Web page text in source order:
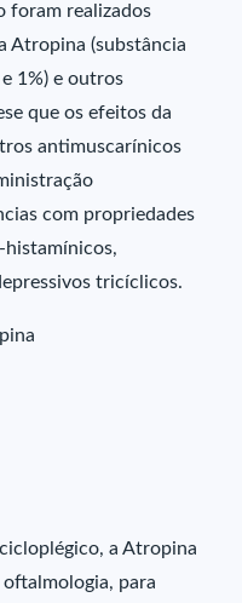
foram realizados
Atropina (substância
1%) e outros
que os efeitos da
antimuscarínicos
com propriedades
tricíclicos.
a Atropina
para